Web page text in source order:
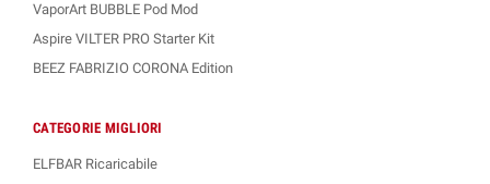
VaporArt BUBBLE Pod Mod
Aspire VILTER PRO Starter Kit
BEEZ FABRIZIO CORONA Edition
CATEGORIE MIGLIORI
ELFBAR Ricaricabile